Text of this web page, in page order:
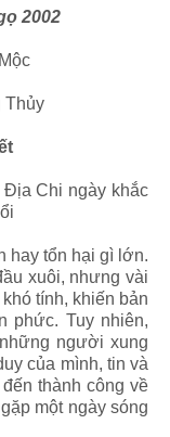
2002
Thủy
Địa Chi ngày khắc
hay tổn hại gì lớn.
xuôi, nhưng vài
tính, khiến bản
phức. Tuy nhiên,
người xung
của mình, tin và
thành công về
một ngày sóng